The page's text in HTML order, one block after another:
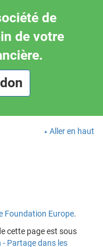
de
de votre
Aller en haut
Foundation Europe.
cette page est sous
Partage dans les